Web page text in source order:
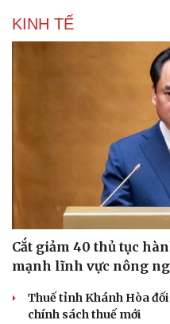
KINH TẾ
Cắt giảm 40 thủ tục
mạnh lĩnh vực nông
Thuế tỉnh Khánh Hòa
chính sách thuế mới